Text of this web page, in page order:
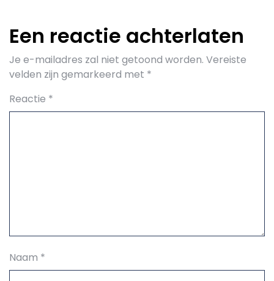
Een reactie achterlaten
Je e-mailadres zal niet getoond worden. Vereiste
velden zijn gemarkeerd met *
Reactie *
Naam *